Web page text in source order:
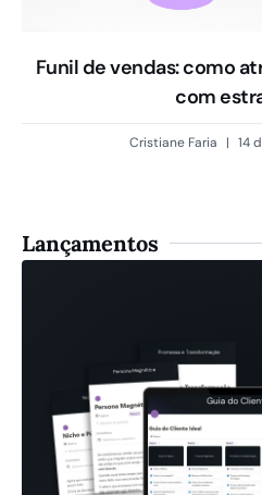
Funil de vendas: como
com
Cristiane Faria 14
Lançamentos